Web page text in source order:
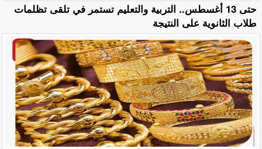
حتى 13 أغسطس.. التربية والتعليم تستمر في تلقى تظلمات
طلاب الثانوية على النتيجة